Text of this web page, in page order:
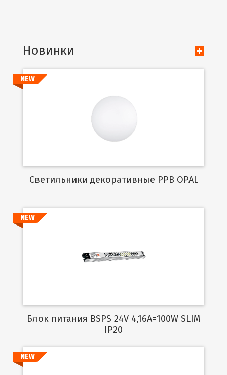
Новинки
NEW
Cветильники декоративные PPB OPAL
Подробнее
NEW
Блок питания BSPS 24V 4,16A=100W SLIM
IP20
NEW